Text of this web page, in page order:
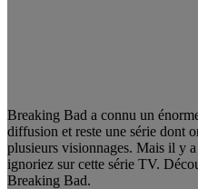
Breaking Bad a connu un
diffusion et reste une série dont
plusieurs visionnages. Mais il y
ignoriez sur cette série TV.
Breaking Bad.